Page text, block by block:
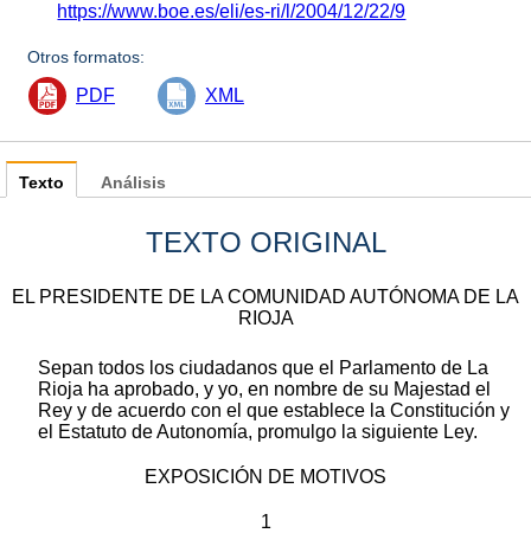
https://www.boe.es/eli/es-ri/l/2004/12/22/9
Otros formatos:
PDF XML
Texto
TEXTO ORIGINAL
EL PRESIDENTE DE LA COMUNIDAD AUTÓNOMA DE LA
RIOJA
Sepan todos los ciudadanos que el Parlamento de La
Rioja ha aprobado, y yo, en nombre de su Majestad el
Rey y de acuerdo con el que establece la Constitución y
el Estatuto de Autonomía, promulgo la siguiente Ley.
EXPOSICIÓN DE MOTIVOS
1
Análisis